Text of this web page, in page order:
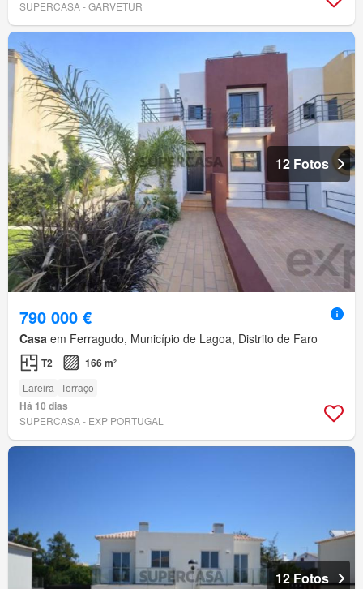
SUPERCASA - GARVETUR
12 Fotos
790 000 €
Casa em Ferragudo, Município de Lagoa, Distrito de Faro
T2 166 m²
Lareira Terraço
Há 10 dias
SUPERCASA - EXP PORTUGAL
12 Fotos